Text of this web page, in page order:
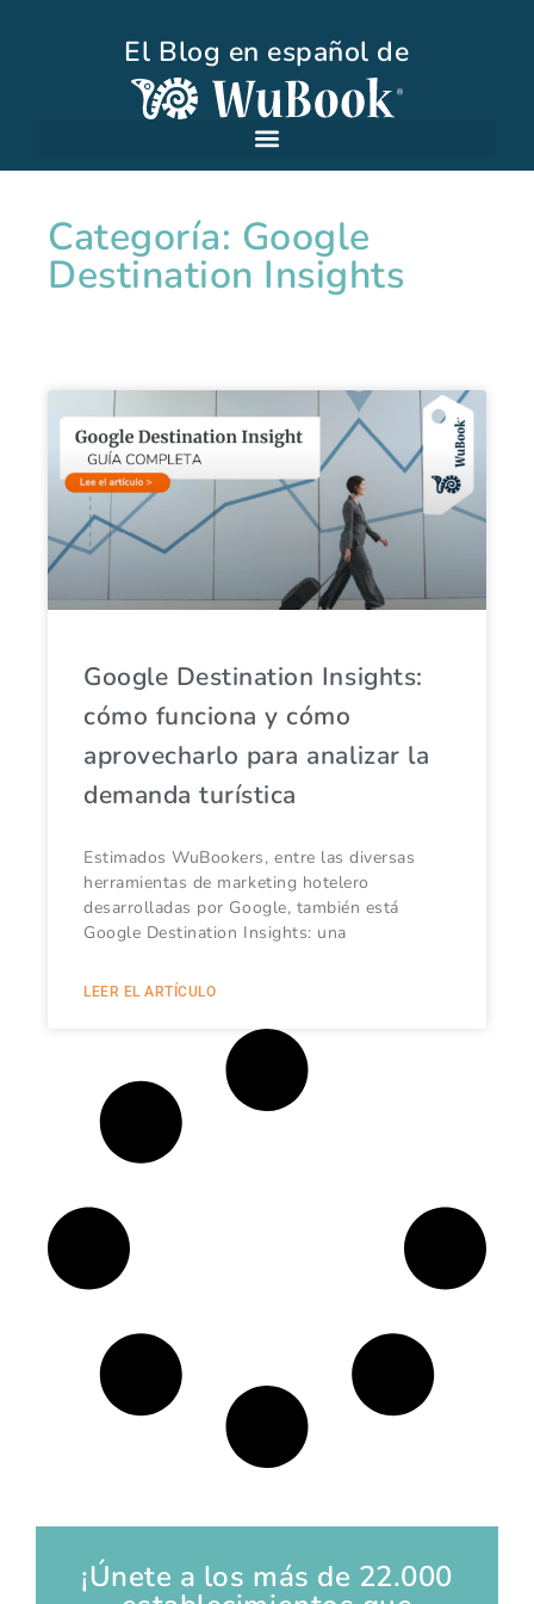
El Blog en español de
Categoría: Google
Destination Insights
Google Destination Insights:
cómo funciona y cómo
aprovecharlo para analizar la
demanda turística
Estimados WuBookers, entre las diversas
herramientas de marketing hotelero
desarrolladas por Google, también está
Google Destination Insights: una
LEER EL ARTÍCULO
¡Únete a los más de 22.000